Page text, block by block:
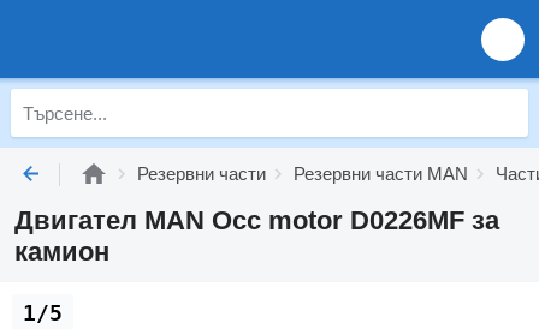
Резервни части Резервни части MAN
Двигател MAN Occ motor D0226MF за
камион
1/5